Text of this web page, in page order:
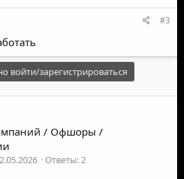
#3
войти/зарегистрироваться
/ Офшоры /
Ответы: 2